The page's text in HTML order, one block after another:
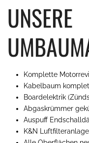
UNSERE
Komplette
Kabelbaum
Boardelektrik
Abgaskrümmer
Auspuff
K&N Luftfilteranlage